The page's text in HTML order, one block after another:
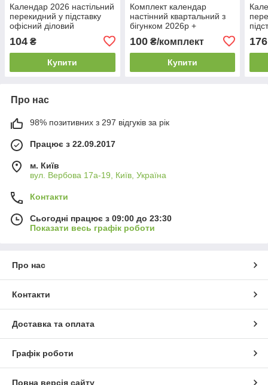
Календар 2026 настільний
перекидний у підставку
офісний діловий
104 ₴
Купити
Комплект календар
настінний квартальний з
бігунком 2026р +
настольний перекидний
календар у підставку 2026
100₴/комплект
Купити
176
Про нас
98% позитивних з 297 відгуків за рік
Працює з 22.09.2017
м. Київ
вул. Вербова 17а-19, Київ, Україна
Контакти
Сьогодні працює з 09:00 до 23:30
Показати весь графік роботи
Про нас
Контакти
Доставка та оплата
Графік роботи
Повна версія сайту